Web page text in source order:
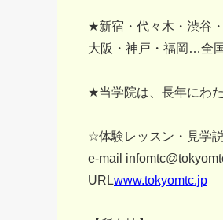
★新宿・代々木・渋谷
大阪・神戸・福岡…全
★当学院は、長年にわ
☆体験レッスン・見学
e-mail
URLwww.tokyomtc.jp